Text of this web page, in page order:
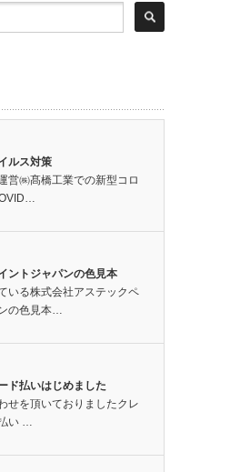
ルス対策
営㈱髙橋工業での新型コロ
ントジャパンの色見本
いる株式会社アステックペ
の色見本…
ド払いはじめました
せを頂いておりましたクレ
い …